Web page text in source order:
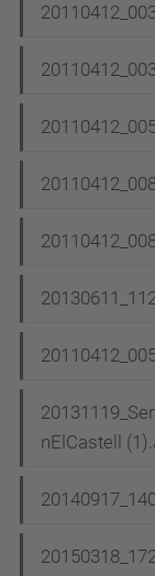
nElCastell